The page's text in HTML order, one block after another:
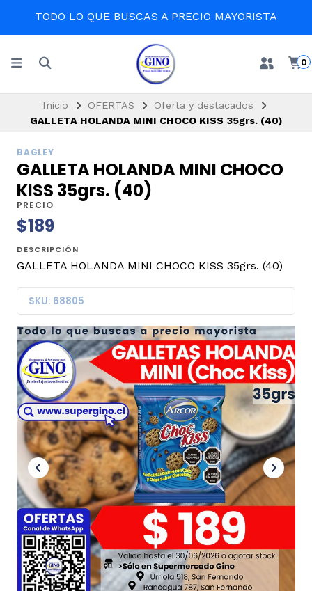
TODO LO QUE BUSCAS A PRECIO MAYORISTA
0
Inicio OFERTAS
Oferta y destacados
GALLETA HOLANDA MINI CHOCO KISS 35grs. (40)
BAGLEY
GALLETA HOLANDA MINI CHOCO
KISS 35grs. (40)
PRECIO
$189
DESCRIPCIÓN
GALLETA HOLANDA MINI CHOCO KISS 35grs. (40)
SKU: 68805